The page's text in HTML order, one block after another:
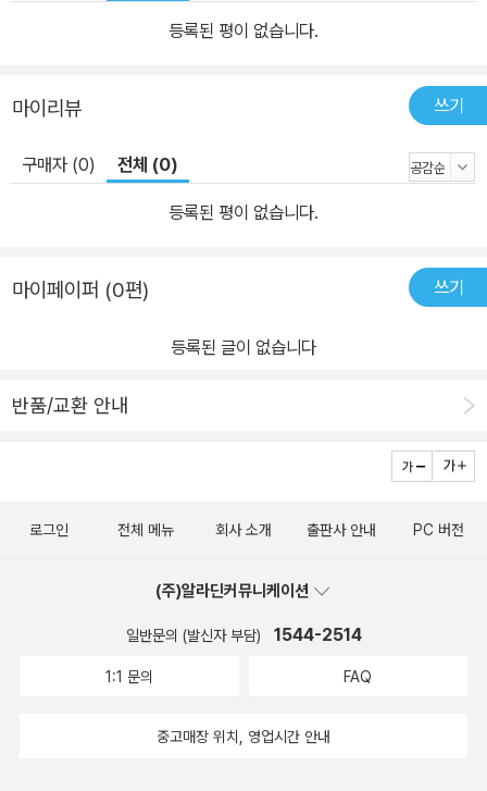
음은 어떻게 할까 하는 이들에게 주는 선물 같은 책이지요. 저자는 메
시작은 연필이든 샤프든 사실 무슨 상관이 있겠어요. 좋아하는 문장
이 애처롭지만, 그 재미있지만은 않은 시간을 건너 저자는 이제 혼자
있는 시간을 즐기는 경지에 이르렀고, 그 시간 속의 동지였던 문방구
어쨌든 읽고 써 보라고 권합니다. 궁극의 독서는 필사라고 주장하지
다. 내가 선택한 필기구로 사각사각 소리를 내며 종이 위를 걷는 손맛
쥔 손의 뻑뻑함도 굳힌 자세 때문에 오는 어깨의 뻐근함도 눈의 피로
미에 있는 저자의 필사 도구 소개가 재미있습니다. 긴 시간, 필사를 하
개되어 있습니다. 소박하게 필사를 시작한 저자답게 누구나 쉽게 구
로 느껴지는 감각이, 가만히 혼자 있는 시간이 얼마나 소중한지 막 알
게 된 분, 알고 싶은 분께 권합니다. 만지작만지작하는 감각은 소중하
등록된 평이 없습니다.
마이리뷰 쓰기
구매자 (0) 전체 (0)
등록된 평이 없습니다.
마이페이퍼 (0편) 쓰기
등록된 글이 없습니다
반품/교환 안내
로그인 전체 메뉴 회사 소개 출판사 안내 PC 버전
(주)알라딘커뮤니케이션
일반문의 (발신자 부담) 1544-2514
1:1 문의 FAQ
중고매장 위치, 영업시간 안내